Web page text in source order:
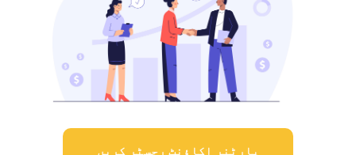
پارٹنر اکاؤنٹ رجسٹر کریں